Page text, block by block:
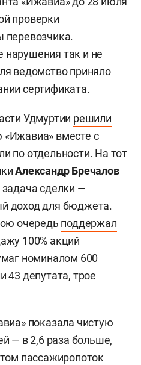
проверки
перевозчика.
так и не
ведомствоприняло
сертификата.
Удмуртии решили
вместе с
по отдельности. На тот
Александр Бречалов
сделки —
доход для бюджета.
очередь поддержал
100% акций
номиналом 600
43 депутата, трое
показала чистую
— в 2,6 раза больше,
пассажиропоток